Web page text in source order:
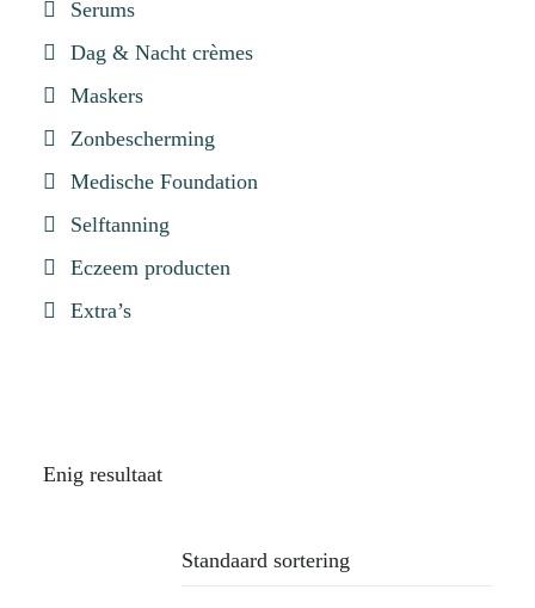
Serums
Dag & Nacht crèmes
Maskers
Zonbescherming
Medische Foundation
Selftanning
Eczeem producten
Extra’s
Enig resultaat